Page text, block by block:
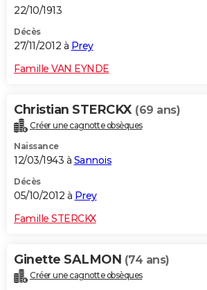
22/10/1913
Décès
27/11/2012 à Prey
Famille VAN EYNDE
Christian STERCKX (69 ans)
Créer une cagnotte obsèques
Naissance
12/03/1943 à Sannois
Décès
05/10/2012 à Prey
Famille STERCKX
Ginette SALMON (74 ans)
Créer une cagnotte obsèques